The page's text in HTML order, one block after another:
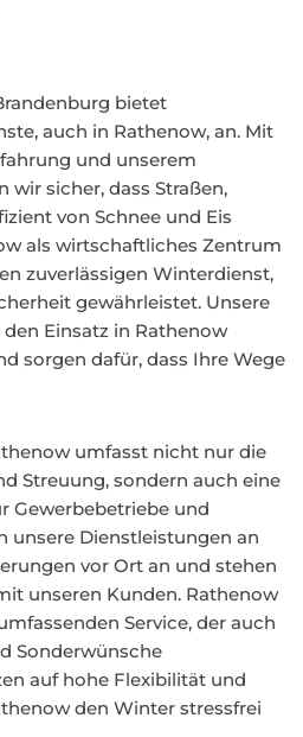
bietet
auch in Rathenow, an. Mit
und unserem
wir sicher, dass Straßen,
von Schnee und Eis
als wirtschaftliches Zentrum
zuverlässigen Winterdienst,
gewährleistet. Unsere
Einsatz in Rathenow
sorgen dafür, dass Ihre Wege
umfasst nicht nur die
Streuung, sondern auch eine
Gewerbebetriebe und
unsere Dienstleistungen an
vor Ort an und stehen
unseren Kunden. Rathenow
Service, der auch
Sonderwünsche
auf hohe Flexibilität und
den Winter stressfrei